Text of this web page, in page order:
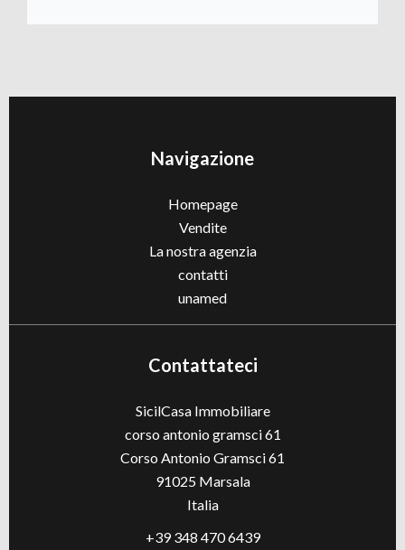
Navigazione
Homepage
Vendite
La nostra agenzia
contatti
unamed
Contattateci
SicilCasa Immobiliare
corso antonio gramsci 61
Corso Antonio Gramsci 61
91025Marsala
Italia
+39 348 470 6439